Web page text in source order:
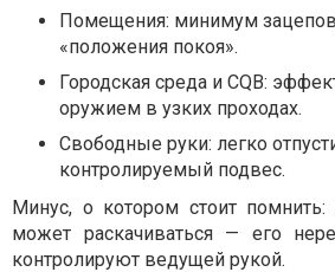
Помещения: минимум
«положения покоя».
Городская среда и CQB:
оружием в узких проходах.
Свободные руки: легко
контролируемый подвес.
Минус, о котором стоит
может раскачиваться — его
контролируют ведущей рукой.